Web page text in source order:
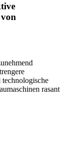
rasant